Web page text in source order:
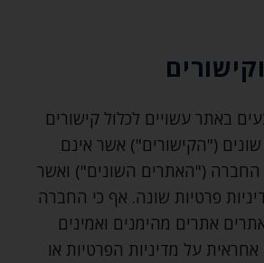
באתר עשויים לכלול קישורים
("הקישורים") אשר אינם
החברה ("האתרים השונים") ואשר
פרטיות שונה. אף כי החברה
אתרים מהימנים ואמינים
אחראית על מדיניות הפרטיות או